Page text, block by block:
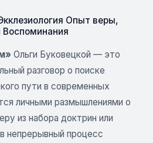
Опыт веры,
Воспоминания
Ольги Буковецкой — это
разговор о поиске
пути в современных
личными размышлениями о
из набора доктрин или
непрерывный процесс